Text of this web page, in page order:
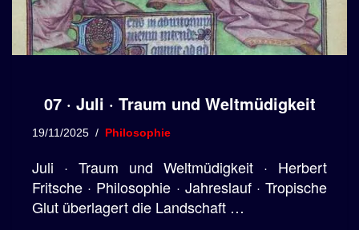
07 · Juli · Traum und Weltmüdigkeit
19/11/2025 Philosophie
Juli · Traum und Weltmüdigkeit · Herbert
Fritsche · Philosophie · Jahreslauf · Tropische
Glut überlagert die Landschaft …